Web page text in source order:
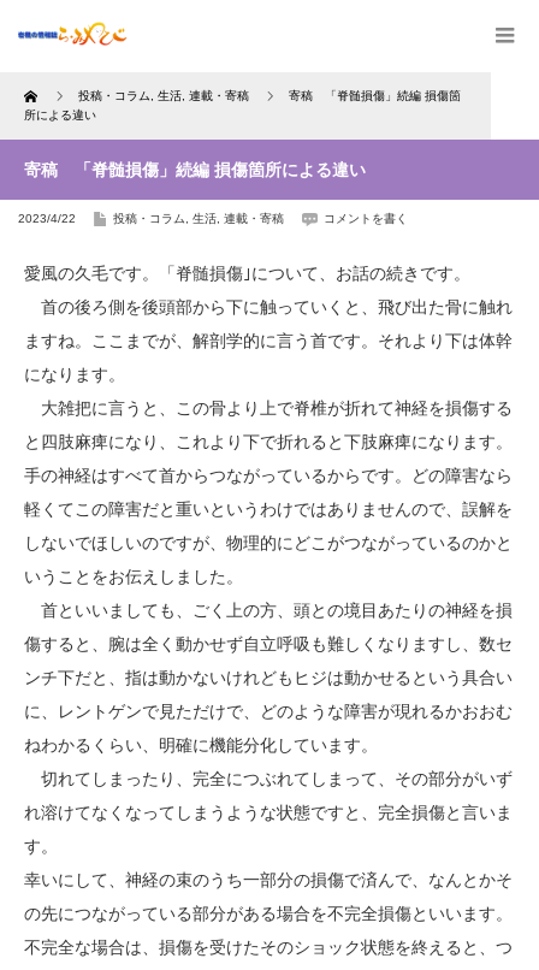
Home 投稿・コラム 生活 連載・寄稿
寄稿 「脊髄損傷」続編 損傷箇
所による違い
寄稿 「脊髄損傷」続編 損傷箇所による違い
2023/4/22 投稿・コラム 生活 連載・寄稿 コメントを書く
愛風の久毛です。「脊髄損傷｣について、お話の続きです。
首の後ろ側を後頭部から下に触っていくと、飛び出た骨に触れ
ますね。ここまでが、解剖学的に言う首です。それより下は体幹
になります。
大雑把に言うと、この骨より上で脊椎が折れて神経を損傷する
と四肢麻痺になり、これより下で折れると下肢麻痺になります。
手の神経はすべて首からつながっているからです。どの障害なら
軽くてこの障害だと重いというわけではありませんので、誤解を
しないでほしいのですが、物理的にどこがつながっているのかと
いうことをお伝えしました。
首といいましても、ごく上の方、頭との境目あたりの神経を損
傷すると、腕は全く動かせず自立呼吸も難しくなりますし、数セ
ンチ下だと、指は動かないけれどもヒジは動かせるという具合い
に、レントゲンで見ただけで、どのような障害が現れるかおおむ
ねわかるくらい、明確に機能分化しています。
切れてしまったり、完全につぶれてしまって、その部分がいず
れ溶けてなくなってしまうような状態ですと、完全損傷と言いま
す。
幸いにして、神経の束のうち一部分の損傷で済んで、なんとかそ
の先につながっている部分がある場合を不完全損傷といいます。
不完全な場合は、損傷を受けたそのショック状態を終えると、つ